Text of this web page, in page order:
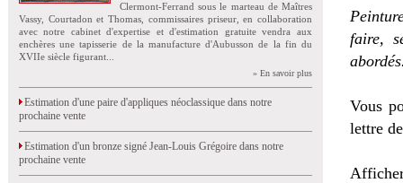
Clermont-Ferrand sous le marteau de Maîtres
Vassy, Courtadon et Thomas, commissaires priseur, en collaboration
avec notre cabinet d'expertise et d'estimation gratuite vendra aux
enchères une tapisserie de la manufacture d'Aubusson de la fin du
XVIIe siècle figurant...
» En savoir plus
Estimation d'une paire d'appliques néoclassique dans notre
prochaine vente
Estimation d'un bronze signé Jean-Louis Grégoire dans notre
prochaine vente
faire,
Vous
lettre